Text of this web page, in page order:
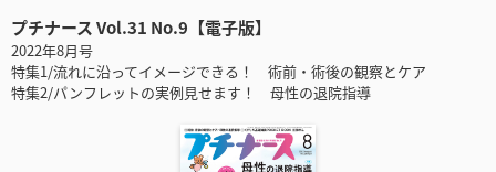
プチナース Vol.31 No.9【電子版】
2022年8月号
特集1/流れに沿ってイメージできる！ 術前・術後の観察とケア
特集2/パンフレットの実例見せます！ 母性の退院指導